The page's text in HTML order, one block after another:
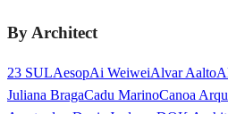
By Architect
23 SULAesopAi WeiweiAlvar Aalto
Juliana BragaCadu MarinoCanoa